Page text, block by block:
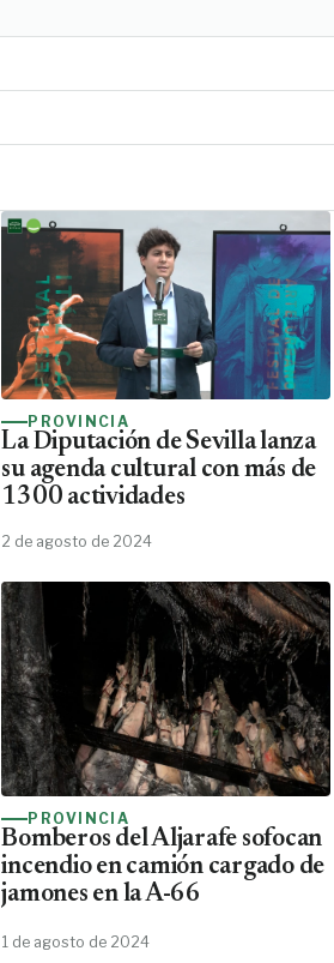
PROVINCIA
La Diputación de Sevilla lanza
su agenda cultural con más de
1300 actividades
2 de agosto de 2024
PROVINCIA
Bomberos del Aljarafe sofocan
incendio en camión cargado de
jamones en la A-66
1 de agosto de 2024